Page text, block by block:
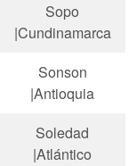
Sopo
|Cundinamarca
Sonson
|Antioquia
Soledad
|Atlántico